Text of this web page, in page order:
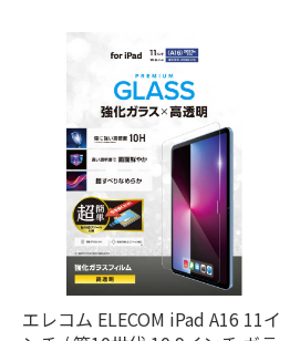
エレコム ELECOM iPad A16 11イ